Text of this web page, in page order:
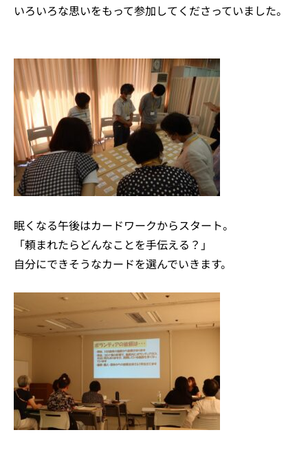
いろいろな思いをもって参加してくださっていました。
眠くなる午後はカードワークからスタート。
「頼まれたらどんなことを手伝える？」
自分にできそうなカードを選んでいきます。